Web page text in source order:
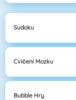
Sudoku
Cvičení Mozku
Bubble Hry